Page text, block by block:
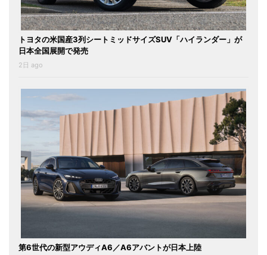
トヨタの米国産3列シートミッドサイズSUV「ハイランダー」が
日本全国展開で発売
2日 ago
第6世代の新型アウディA6／A6アバントが日本上陸